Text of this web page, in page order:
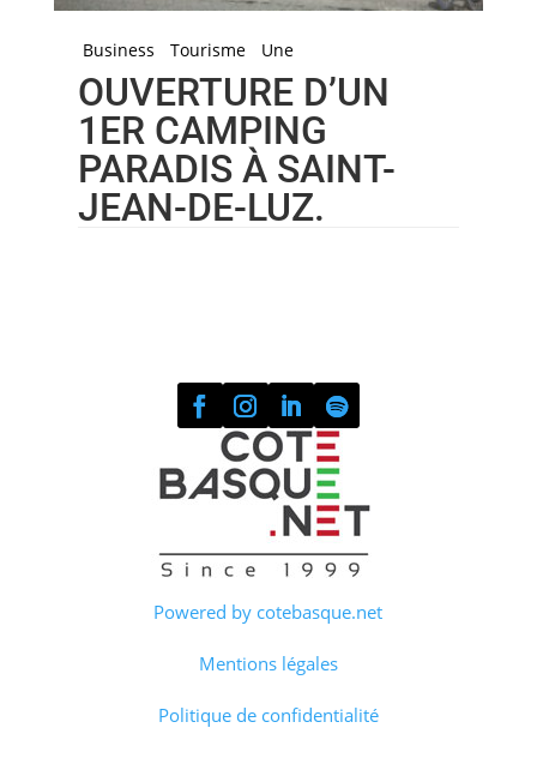
Business Tourisme Une
OUVERTURE D’UN
1ER CAMPING
PARADIS À SAINT-
JEAN-DE-LUZ.
Powered by cotebasque.net
Mentions légales
Politique de confidentialité